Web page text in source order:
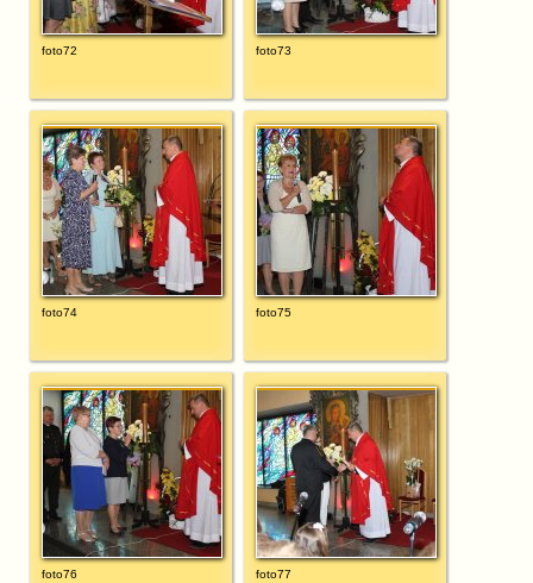
foto72 foto73
foto74 foto75
foto76 foto77